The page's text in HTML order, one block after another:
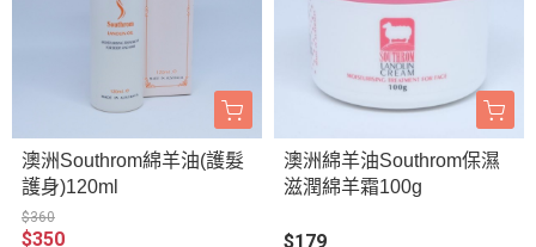
澳洲Southrom綿羊油(護髮
護身)120ml
$360
$350
澳洲綿羊油Southrom保濕
滋潤綿羊霜100g
$179